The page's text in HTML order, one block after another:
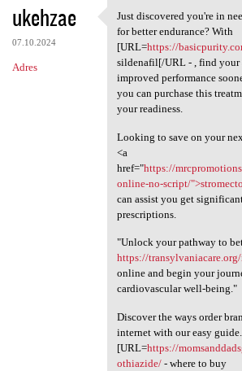
ukehzae
07.10.2024
Adres
Just discovered you're
Just discovered you're in
for better endurance? With
[URL=https://
sildenafil[/URL - , find your
improved performance
you can purchase this
your readiness.
Looking to save on your
<a
href="https://
online-no-script/
can assist you get
prescriptions.
"Unlock your pathway to
https://
online and begin your
cardiovascular well-being."
Discover the ways order
internet with our easy guide.
[URL=https://
othiazide/- where to buy